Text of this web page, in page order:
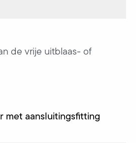
de vrije uitblaas- of
met aansluitingsfitting